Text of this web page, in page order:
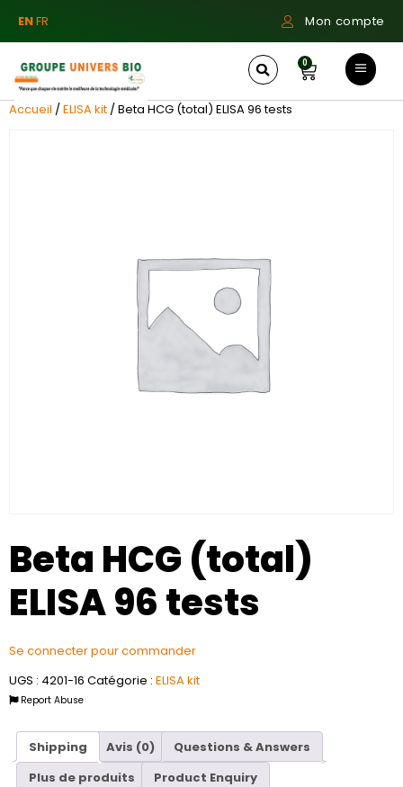
ENFR Mon compte
0
Accueil /ELISA kit / Beta HCG (total) ELISA 96 tests
Beta HCG (total)
ELISA 96 tests
Se connecter pour commander
UGS : 4201-16 Catégorie : ELISA kit
Report Abuse
Shipping Avis (0)
Questions & Answers
Plus de produits
Product Enquiry